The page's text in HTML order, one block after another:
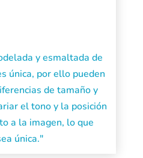
y esmaltada de
única, por ello pueden
de tamaño y
el tono y la posición
a la imagen, lo que
única."